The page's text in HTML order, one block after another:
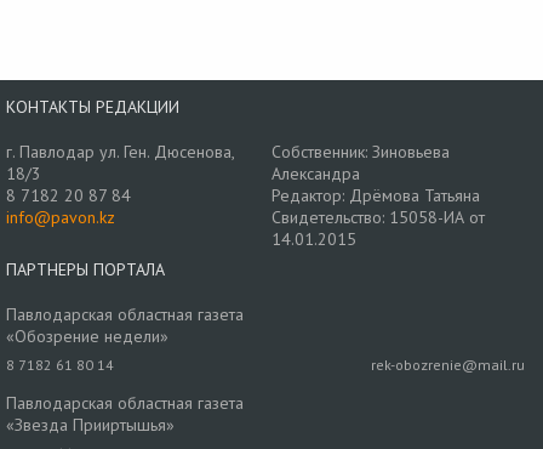
КОНТАКТЫ РЕДАКЦИИ
г. Павлодар ул. Ген. Дюсенова,
18/3
8 7182 20 87 84
info@pavon.kz
Собственник: Зиновьева
Александра
Редактор: Дрёмова Татьяна
Свидетельство: 15058-ИА от
14.01.2015
ПАРТНЕРЫ ПОРТАЛА
Павлодарская областная газета
«Обозрение недели»
8 7182 61 80 14 rek-obozrenie@mail.ru
Павлодарская областная газета
«Звезда Прииртышья»